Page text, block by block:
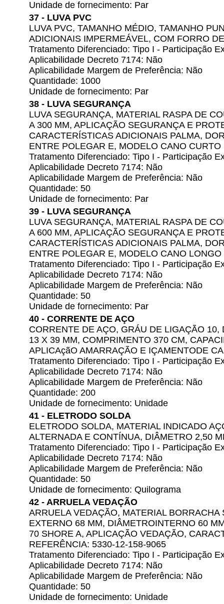
Unidade de fornecimento: Par
37 - LUVA PVC
LUVA PVC, TAMANHO MÉDIO, TAMANHO
ADICIONAIS IMPERMEÁVEL, COM FORRO
Tratamento Diferenciado: Tipo I - Participação
Aplicabilidade Decreto 7174: Não
Aplicabilidade Margem de Preferência: Não
Quantidade: 1000
Unidade de fornecimento: Par
38 - LUVA SEGURANÇA
LUVA SEGURANÇA, MATERIAL RASPA DE
A 300 MM, APLICAÇÃO SEGURANÇA E
CARACTERÍSTICAS ADICIONAIS PALMA,
ENTRE POLEGAR E, MODELO CANO CURTO
Tratamento Diferenciado: Tipo I - Participação
Aplicabilidade Decreto 7174: Não
Aplicabilidade Margem de Preferência: Não
Quantidade: 50
Unidade de fornecimento: Par
39 - LUVA SEGURANÇA
LUVA SEGURANÇA, MATERIAL RASPA DE
A 600 MM, APLICAÇÃO SEGURANÇA E
CARACTERÍSTICAS ADICIONAIS PALMA,
ENTRE POLEGAR E, MODELO CANO LONGO
Tratamento Diferenciado: Tipo I - Participação
Aplicabilidade Decreto 7174: Não
Aplicabilidade Margem de Preferência: Não
Quantidade: 50
Unidade de fornecimento: Par
40 - CORRENTE DE AÇO
CORRENTE DE AÇO, GRÁU DE LIGAÇÃO
13 X 39 MM, COMPRIMENTO 370 CM,
APLICAçãO AMARRAÇÃO E IÇAMENTODE
Tratamento Diferenciado: Tipo I - Participação
Aplicabilidade Decreto 7174: Não
Aplicabilidade Margem de Preferência: Não
Quantidade: 200
Unidade de fornecimento: Unidade
41 - ELETRODO SOLDA
ELETRODO SOLDA, MATERIAL INDICADO
ALTERNADA E CONTÍNUA, DIÂMETRO 2,50
Tratamento Diferenciado: Tipo I - Participação
Aplicabilidade Decreto 7174: Não
Aplicabilidade Margem de Preferência: Não
Quantidade: 50
Unidade de fornecimento: Quilograma
42 - ARRUELA VEDAÇÃO
ARRUELA VEDAÇÃO, MATERIAL
EXTERNO 68 MM, DIÂMETROINTERNO 60
70 SHORE A, APLICAÇÃO VEDAÇÃO,
REFERÊNCIA: 5330-12-158-9065
Tratamento Diferenciado: Tipo I - Participação
Aplicabilidade Decreto 7174: Não
Aplicabilidade Margem de Preferência: Não
Quantidade: 50
Unidade de fornecimento: Unidade